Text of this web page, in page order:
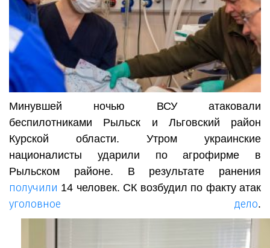
Минувшей ночью ВСУ атаковали
беспилотниками Рыльск и Льговский район
Курской области. Утром украинские
националисты ударили по агрофирме в
Рыльском районе. В результате ранения
получили 14 человек. СК возбудил по факту атак
уголовное дело.